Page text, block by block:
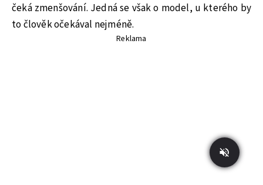
čeká zmenšování. Jedná se však o model, u kterého by
to člověk očekával nejméně.
Reklama